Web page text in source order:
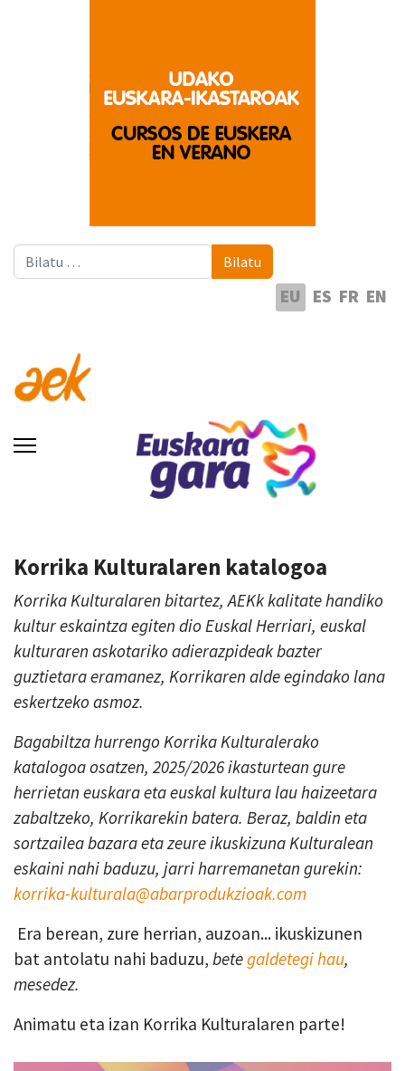
Bilatu Bilatu
EU ES FR EN
Korrika Kulturalaren katalogoa
Korrika Kulturalaren bitartez, AEKk kalitate handiko
kultur eskaintza egiten dio Euskal Herriari, euskal
kulturaren askotariko adierazpideak bazter
guztietara eramanez, Korrikaren alde egindako lana
eskertzeko asmoz.
Bagabiltza hurrengo Korrika Kulturalerako
katalogoa osatzen, 2025/2026 ikasturtean gure
herrietan euskara eta euskal kultura lau haizeetara
zabaltzeko, Korrikarekin batera. Beraz, baldin eta
sortzailea bazara eta zeure ikuskizuna Kulturalean
eskaini nahi baduzu, jarri harremanetan gurekin:
korrika-kulturala@abarprodukzioak.com
Era berean, zure herrian, auzoan... ikuskizunen
bat antolatu nahi baduzu, betegaldetegi hau,
mesedez.
Animatu eta izan Korrika Kulturalaren parte!